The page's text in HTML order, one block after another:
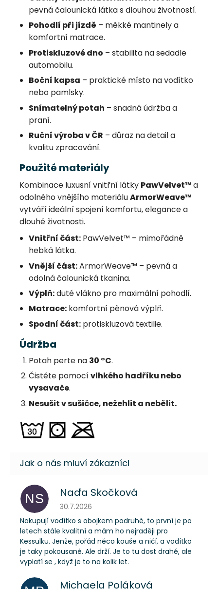
pevná čalounická látka s dlouhou životností.
Pohodlí při jízdě – měkké mantinely a
komfortní matrace.
Protiskluzové dno – stabilita na sedadle
automobilu.
Boční kapsa – praktické místo na vodítko
nebo pamlsky.
Snímatelný potah – snadná údržba a
praní.
Ruční výroba v ČR – důraz na detail a
kvalitu zpracování.
Použité materiály
Kombinace luxusní vnitřní látky PawVelvet™a
odolného vnějšího materiáluArmorWeave™
vytváří ideální spojení komfortu, elegance a
dlouhé životnosti.
Vnitřní část: PawVelvet™ – mimořádně
hebká látka.
Vnější část:ArmorWeave™ – pevná a
odolná čalounická tkanina.
Výplň:duté vlákno pro maximální pohodlí.
Matrace: komfortní pěnová výplň.
Spodní část: protiskluzová textilie.
Údržba
Potah perte na 30 °C.
Čistěte pomocívlhkého hadříku nebo
vysavače.
Nesušit v sušičce, nežehlit a nebělit.
NS Naďa Skočková
Hodnocení obchodu je 5 z 5 hvězdiček.
30.7.2026
Nakupují vodítko s obojkem podruhé, to první je po
letech stále kvalitní a mám ho nejraději pro
Kessulku. Jenže, pořád něco kouše a ničí, a vodítko
je taky pokousané. Ale drží. Je to tu dost drahé, ale
vyplatí se , když je to na kolik let.
Michaela Poláková